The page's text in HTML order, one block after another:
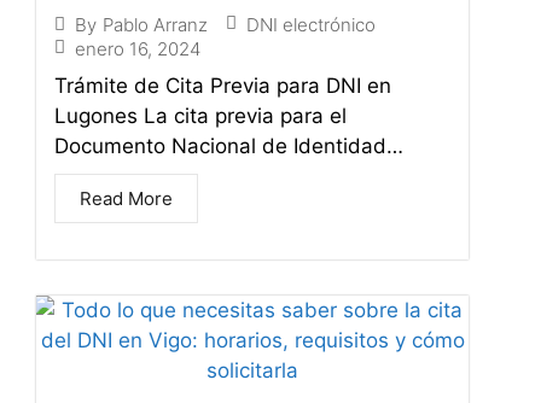
By Pablo Arranz
DNI electrónico
enero 16, 2024
Trámite de Cita Previa para DNI en
Lugones La cita previa para el
Documento Nacional de Identidad…
Read More